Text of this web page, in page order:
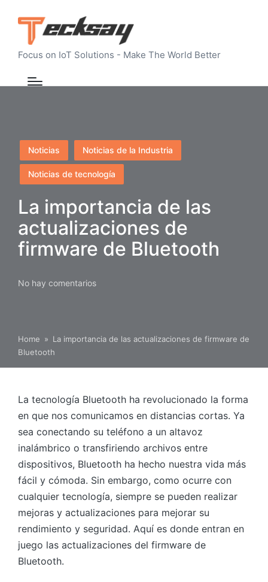
Focus on IoT Solutions - Make The World Better
Publicado
en
Noticias Noticias de la Industria
Noticias de tecnología
La importancia de las
actualizaciones de
firmware de Bluetooth
No hay comentarios
Home » La importancia de las actualizaciones de firmware de
Bluetooth
La tecnología Bluetooth ha revolucionado la forma
en que nos comunicamos en distancias cortas. Ya
sea conectando su teléfono a un altavoz
inalámbrico o transfiriendo archivos entre
dispositivos, Bluetooth ha hecho nuestra vida más
fácil y cómoda. Sin embargo, como ocurre con
cualquier tecnología, siempre se pueden realizar
mejoras y actualizaciones para mejorar su
rendimiento y seguridad. Aquí es donde entran en
juego las actualizaciones del firmware de
Bluetooth.